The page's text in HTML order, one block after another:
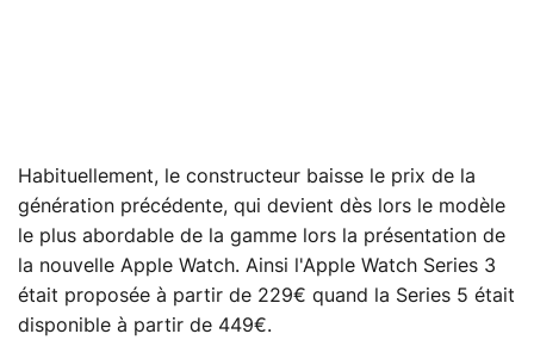
Habituellement, le constructeur baisse le prix de la
génération précédente, qui devient dès lors le modèle
le plus abordable de la gamme lors la présentation de
la nouvelle Apple Watch. Ainsi l'Apple Watch Series 3
était proposée à partir de 229€ quand la Series 5 était
disponible à partir de 449€.